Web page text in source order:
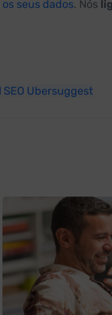
seus dados. Nós
SEO Ubersuggest